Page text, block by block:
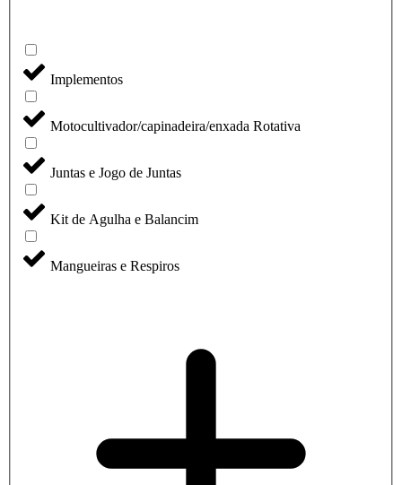
Implementos
Motocultivador/capinadeira/enxada Rotativa
Juntas e Jogo de Juntas
Kit de Agulha e Balancim
Mangueiras e Respiros